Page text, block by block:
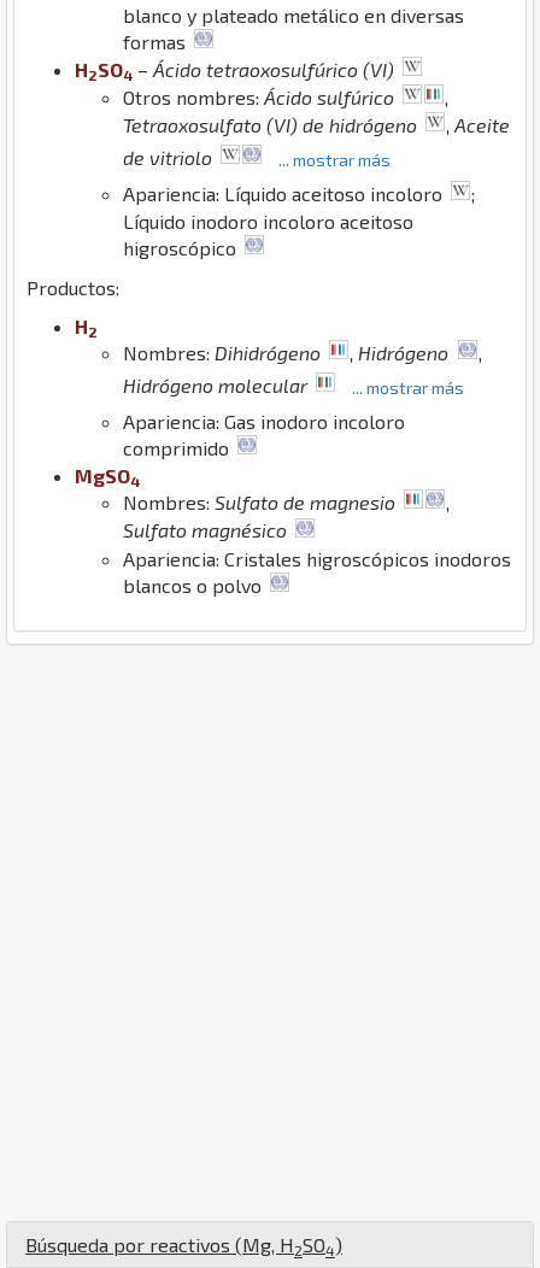
blanco y plateado metálico en diversas
formas
H2SO4 – Ácido tetraoxosulfúrico (VI)
Otros nombres: Ácido sulfúrico
,
Tetraoxosulfato (VI) de hidrógeno
,Aceite
de vitriolo
... mostrar más
Apariencia: Líquido aceitoso incoloro
;
Líquido inodoro incoloro aceitoso
higroscópico
Productos:
H2
Nombres: Dihidrógeno , Hidrógeno
,
Hidrógeno molecular
... mostrar más
Apariencia: Gas inodoro incoloro
comprimido
MgSO4
Nombres: Sulfato de magnesio
,
Sulfato magnésico
Apariencia: Cristales higroscópicos inodoros
blancos o polvo
Búsqueda por reactivos (Mg H 2SO4)